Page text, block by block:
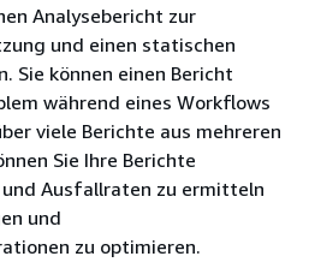
Analysebericht zur
und einen statischen
Sie können einen Bericht
während eines Workflows
viele Berichte aus mehreren
Sie Ihre Berichte
Ausfallraten zu ermitteln
und
zu optimieren.